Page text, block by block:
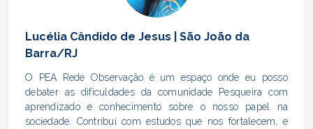
Lucélia Cândido de Jesus | São João da
Barra/RJ
O PEA Rede Observação é um espaço onde eu posso
debater as dificuldades da comunidade Pesqueira com
aprendizado e conhecimento sobre o nosso papel na
sociedade. Contribui com estudos que nos fortalecem, e